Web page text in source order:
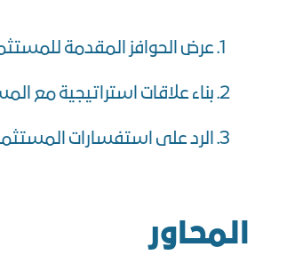
عرض الحوافز المقدمة
بناء علاقات استراتيجية مع
الرد على استفسارات
المحاور